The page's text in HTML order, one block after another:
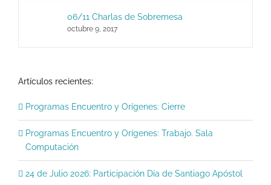
06/11 Charlas de Sobremesa
octubre 9, 2017
Artículos recientes:
Programas Encuentro y Orígenes: Cierre
Programas Encuentro y Orígenes: Trabajo. Sala
Computación
24 de Julio 2026: Participación Día de Santiago Apóstol